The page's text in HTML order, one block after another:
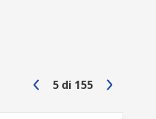
5 di 155